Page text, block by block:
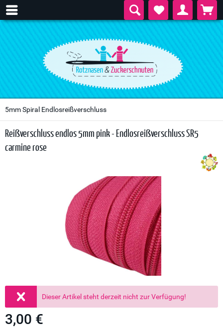
5mm Spiral Endlosreißverschluss
Reißverschluss endlos 5mm pink - Endlosreißverschluss SR5
carmine rose
Dieser Artikel steht derzeit nicht zur Verfügung!
3,00 €